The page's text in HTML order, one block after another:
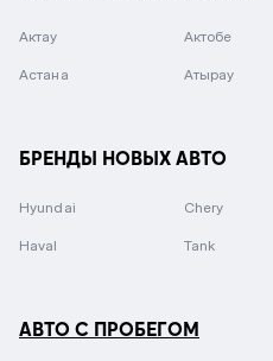
Актау Актобе
Астана Атырау
БРЕНДЫ НОВЫХ АВТО
Hyundai Chery
Haval Tank
АВТО С ПРОБЕГОМ